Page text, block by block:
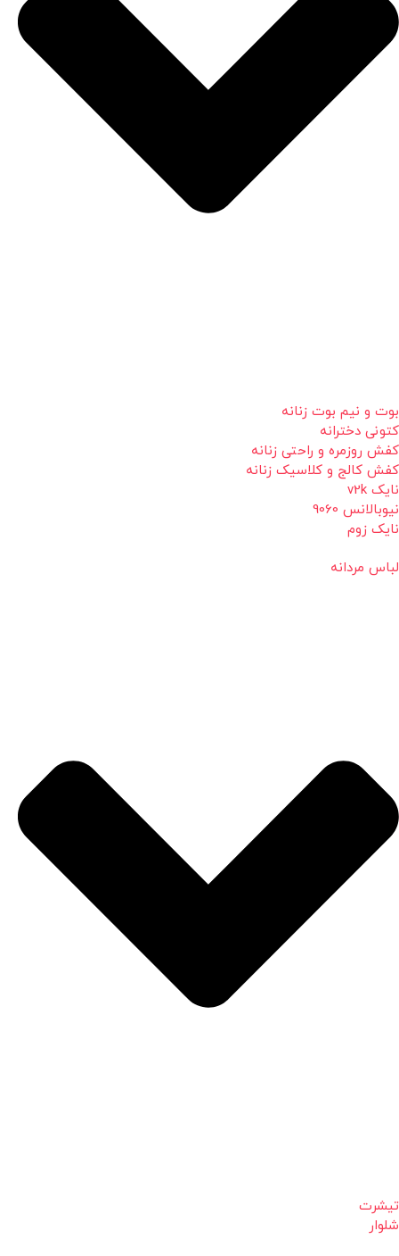
بوت و نیم بوت زنانه
کتونی دخترانه
کفش روزمره و راحتی زنانه
کفش کالج و کلاسیک زنانه
نایک v2k
نیوبالانس 9060
نایک زوم
لباس مردانه
تیشرت
شلوار